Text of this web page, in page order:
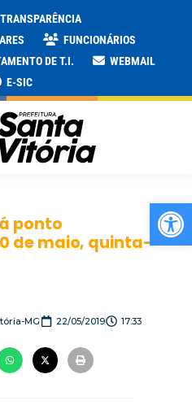
FUNCIONÁRIOS
DE T.I.
WEBMAIL
E-SIC
ponto
de maio, quinta-
MG 22/05/2019 17:33